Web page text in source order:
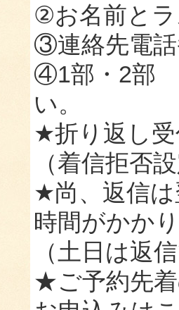
②お名前と
③連絡先電
④1部・2部
い。
★折り返し
（着信拒否
★尚、返信
時間がかか
（土日は返
★ご予約先